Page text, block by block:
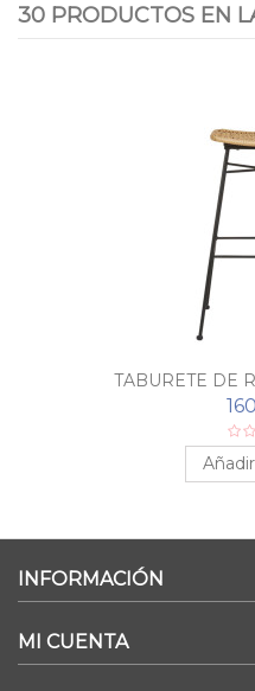
30 PRODUCTOS EN
TABURETE DE
INFORMACIÓN
MI CUENTA